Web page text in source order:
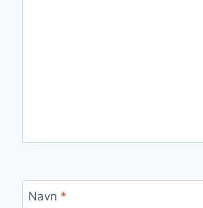
Navn *